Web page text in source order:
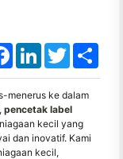
FacebookLinkedInTwitter
menerus ke dalam
pencetak label
kecil yang
dan inovatif. Kami
kecil,